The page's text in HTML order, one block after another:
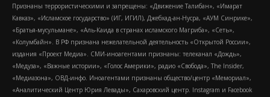
Признаны террористическими и запрещены: «Движение Талибан», «Имарат
Кавказ», «Исламское государство» (ИГ, ИГИЛ), Джебхад-ан-Нусра, «АУМ Синрике»,
«Братья-мусульмане», «Аль-Каида в странах исламского Магриба», «Сеть»,
«Колумбайн». В РФ признана нежелательной деятельность «Открытой России»,
издания «Проект Медиа». СМИ-иноагентами признаны: телеканал «Дождь»,
«Медуза», «Важные истории», «Голос Америки», радио «Свобода», The Insider,
«Медиазона», ОВД-инфо. Иноагентами признаны общество/центр «Мемориал»,
«Аналитический Центр Юрия Левады», Сахаровский центр. Instagram и Facebook